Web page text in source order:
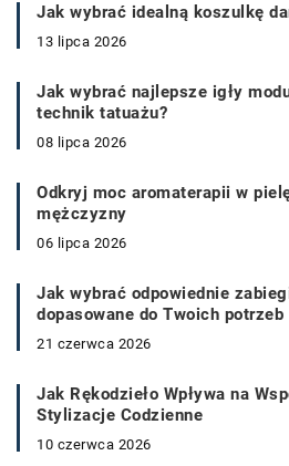
Jak wybrać idealną koszulkę
13 lipca 2026
Jak wybrać najlepsze igły
technik tatuażu?
08 lipca 2026
Odkryj moc aromaterapii w
mężczyzny
06 lipca 2026
Jak wybrać odpowiednie
dopasowane do Twoich potrzeb
21 czerwca 2026
Jak Rękodzieło Wpływa na
Stylizacje Codzienne
10 czerwca 2026